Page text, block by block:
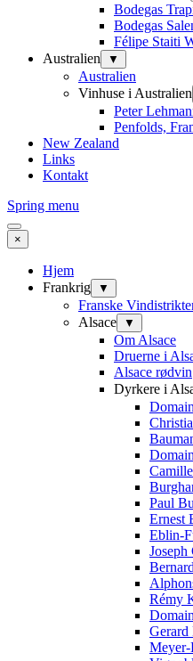
Bodegas
Bodegas
Félipe Staiti
Australien
▼
Australien
Vinhuse i Australien
Peter
Penfolds,
New Zealand
Links
Kontakt
Spring menu
×
Hjem
Frankrig
▼
Franske
Alsace
▼
Om Alsace
Druerne i
Alsace rødvin
Dyrkere i
Paul
Ernest
Eblin-
Joseph
Rémy
Gerard